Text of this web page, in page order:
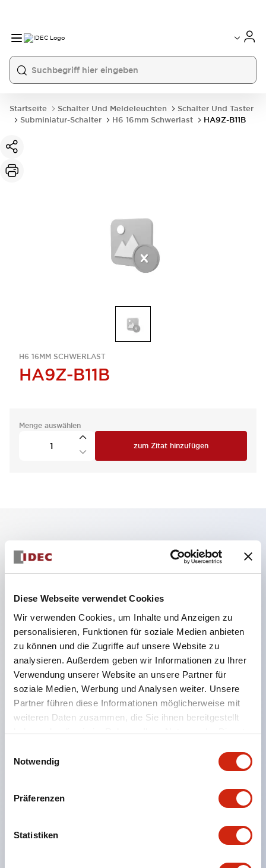
Diese Webseite verwendet Cookies
Wir verwenden Cookies, um Inhalte und Anzeigen zu
personalisieren, Funktionen für soziale Medien anbieten
zu können und die Zugriffe auf unsere Website zu
analysieren. Außerdem geben wir Informationen zu Ihrer
Verwendung unserer Website an unsere Partner für
soziale Medien, Werbung und Analysen weiter. Unsere
Partner führen diese Informationen möglicherweise mit
weiteren Daten zusammen, die Sie ihnen bereitgestellt
haben oder die sie im Rahmen Ihrer Nutzung der Dienste
Notwendig
Präferenzen
Statistiken
Startseite Schalter Und Meldeleuchten
Schalter Und Taster
Subminiatur-Schalter
H6 16mm Schwerlast HA9Z-B11B
H6 16MM SCHWERLAST
HA9Z-B11B
Menge auswählen
zum Zitat hinzufügen
Hauptmerkmale
Verriegelungshebel-Bauweise
Verwendung von □24mm und Ø24mm Größen
(Bezel), bedienbar mit Daumen oder
Arbeitshandschuhen
Erhöhung der Betätigungskraft und langer Hub
zur Vermeidung von Fehlbedienungen und
Verbesserung der Bedienungssicherheit.
Enge Montage in Gruppen möglich, Abnehmen
einfach möglich.
Vibrationen und Stöße, mit Schutzart IP65 für
UL- und CSA-Zertifizierung.